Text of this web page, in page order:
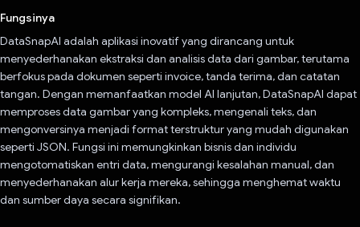
Fungsinya
DataSnapAI adalah aplikasi inovatif yang dirancang untuk
menyederhanakan ekstraksi dan analisis data dari gambar, terutama
berfokus pada dokumen seperti invoice, tanda terima, dan catatan
tangan. Dengan memanfaatkan model AI lanjutan, DataSnapAI dapat
memproses data gambar yang kompleks, mengenali teks, dan
mengonversinya menjadi format terstruktur yang mudah digunakan
seperti JSON. Fungsi ini memungkinkan bisnis dan individu
mengotomatiskan entri data, mengurangi kesalahan manual, dan
menyederhanakan alur kerja mereka, sehingga menghemat waktu
dan sumber daya secara signifikan.